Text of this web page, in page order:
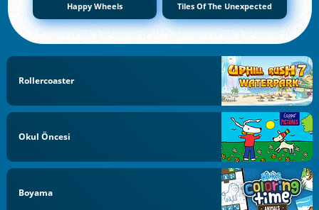
Happy Wheels Tiles Of The Unexpected
Rollercoaster
Okul Öncesi
Boyama